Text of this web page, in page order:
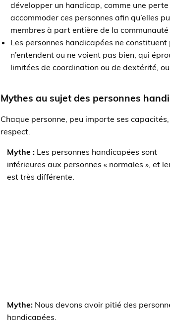
développer un handicap, comme une
accommoder ces personnes afin qu’elles
membres à part entière de la communauté
Les personnes handicapées ne
n’entendent ou ne voient pas bien, qui
limitées de coordination ou de dextérité,
Mythes au sujet des personnes
Chaque personne, peu importe ses
respect.
Mythe : Les personnes handicapées sont
inférieures aux personnes « normales », et
est très différente.
Mythe: Nous devons avoir pitié des
handicapées.